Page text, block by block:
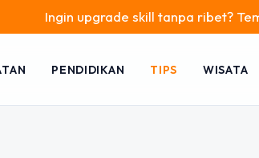
upgrade skill tanpa ribet? Temukan
PENDIDIKAN TIPS WISATA